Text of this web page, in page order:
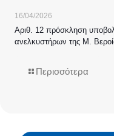
16/04/2026
Αριθ. 12 πρόσκληση
ανελκυστήρων της Μ.
Περισσότερα